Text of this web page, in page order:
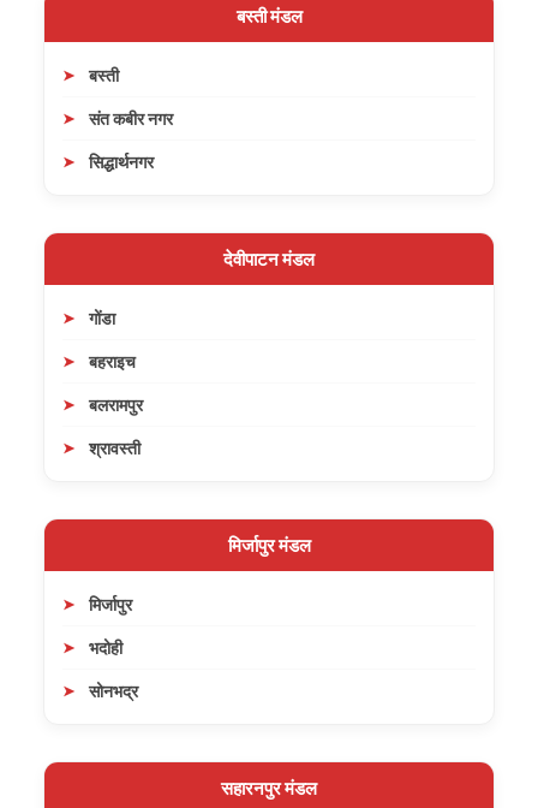
बस्ती मंडल
बस्ती
संत कबीर नगर
सिद्धार्थनगर
देवीपाटन मंडल
गोंडा
बहराइच
बलरामपुर
श्रावस्ती
मिर्जापुर मंडल
मिर्जापुर
भदोही
सोनभद्र
सहारनपुर मंडल